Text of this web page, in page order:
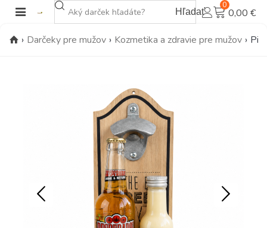
Hľadať
0
0,00 €
› Darčeky pre mužov › Kozmetika a zdravie pre mužov ›